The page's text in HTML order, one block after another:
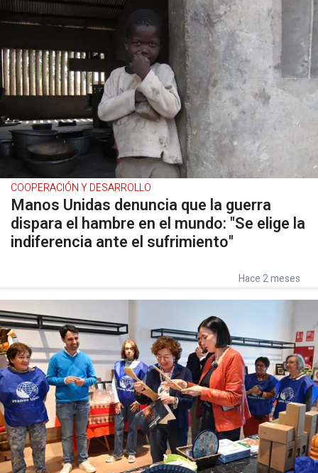
COOPERACIÓN Y DESARROLLO
Manos Unidas denuncia que la guerra
dispara el hambre en el mundo: "Se elige la
indiferencia ante el sufrimiento"
Hace 2 meses